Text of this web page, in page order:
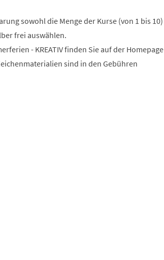
sowohl die Menge der Kurse (von 1 bis 10)
frei auswählen.
- KREATIV finden Sie auf der Homepage
sind in den Gebühren